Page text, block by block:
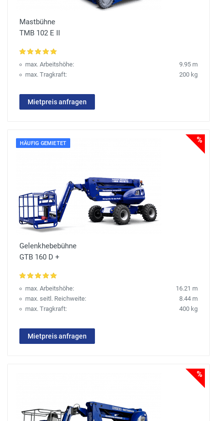
Mastbühne
TMB 102 E II
max. Arbeitshöhe:
9.95 m
max. Tragkraft:
200 kg
Mietpreis anfragen
HÄUFIG GEMIETET %
Gelenkhebebühne
GTB 160 D +
max. Arbeitshöhe:
16.21 m
max. seitl. Reichweite:
8.44 m
max. Tragkraft:
400 kg
Mietpreis anfragen
%